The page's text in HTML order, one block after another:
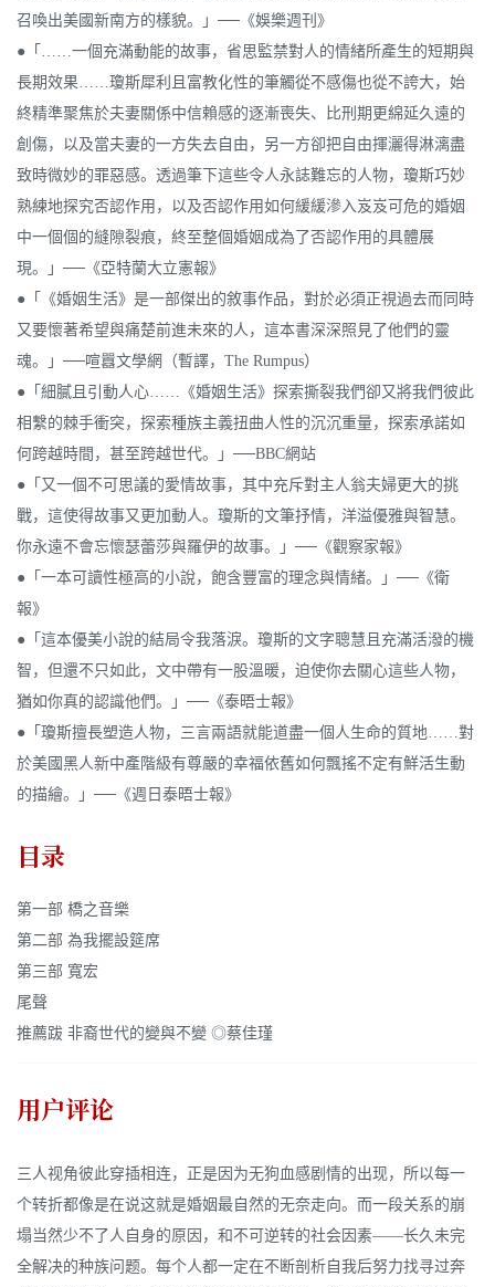
召喚出美國新南方的樣貌。」──《娛樂週刊》
●「……一個充滿動能的故事，省思監禁對人的情緒所產生的短期與
長期效果……瓊斯犀利且富教化性的筆觸從不感傷也從不誇大，始
終精準聚焦於夫妻關係中信賴感的逐漸喪失、比刑期更綿延久遠的
創傷，以及當夫妻的一方失去自由，另一方卻把自由揮灑得淋漓盡
致時微妙的罪惡感。透過筆下這些令人永誌難忘的人物，瓊斯巧妙
熟練地探究否認作用，以及否認作用如何緩緩滲入岌岌可危的婚姻
中一個個的縫隙裂痕，終至整個婚姻成為了否認作用的具體展
現。」──《亞特蘭大立憲報》
●「《婚姻生活》是一部傑出的敘事作品，對於必須正視過去而同時
又要懷著希望與痛楚前進未來的人，這本書深深照見了他們的靈
魂。」──喧囂文學網（暫譯，The Rumpus）
●「細膩且引動人心……《婚姻生活》探索撕裂我們卻又將我們彼此
相繫的棘手衝突，探索種族主義扭曲人性的沉沉重量，探索承諾如
何跨越時間，甚至跨越世代。」──BBC網站
●「又一個不可思議的愛情故事，其中充斥對主人翁夫婦更大的挑
戰，這使得故事又更加動人。瓊斯的文筆抒情，洋溢優雅與智慧。
你永遠不會忘懷瑟蕾莎與羅伊的故事。」──《觀察家報》
●「一本可讀性極高的小說，飽含豐富的理念與情緒。」──《衛
報》
●「這本優美小說的結局令我落淚。瓊斯的文字聰慧且充滿活潑的機
智，但還不只如此，文中帶有一股溫暖，迫使你去關心這些人物，
猶如你真的認識他們。」──《泰晤士報》
●「瓊斯擅長塑造人物，三言兩語就能道盡一個人生命的質地……對
於美國黑人新中產階級有尊嚴的幸福依舊如何飄搖不定有鮮活生動
的描繪。」──《週日泰晤士報》
目录
第一部 橋之音樂
第二部 為我擺設筵席
第三部 寬宏
尾聲
推薦跋 非裔世代的變與不變 ◎蔡佳瑾
用户评论
三人视角彼此穿插相连，正是因为无狗血感剧情的出现，所以每一
个转折都像是在说这就是婚姻最自然的无奈走向。而一段关系的崩
塌当然少不了人自身的原因，和不可逆转的社会因素——长久未完
全解决的种族问题。每个人都一定在不断剖析自我后努力找寻过奔